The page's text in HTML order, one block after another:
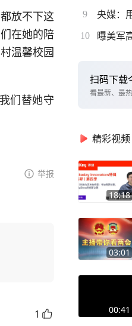
放不下这
在她的陪
温馨校园
们替她守
举报
1
9
10 曝美军
扫码下载
看最新、最
精彩视频
18:18
03:01
00:41